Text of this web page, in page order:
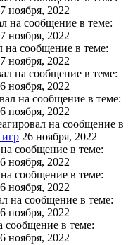
ноября, 2022
на сообщение в теме:
ноября, 2022
на сообщение в теме:
ноября, 2022
на сообщение в теме:
ноября, 2022
на сообщение в теме:
ноября, 2022
на сообщение в
26 ноября, 2022
сообщение в теме:
ноября, 2022
сообщение в теме:
ноября, 2022
на сообщение в теме:
ноября, 2022
сообщение в теме:
ноября, 2022